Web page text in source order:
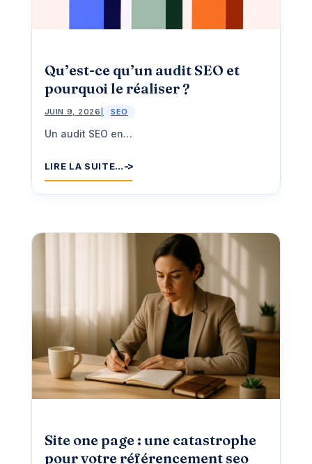
Qu’est-ce qu’un audit SEO et
pourquoi le réaliser ?
JUIN 9, 2026 SEO
Un audit SEO en…
LIRE LA SUITE…
Site one page : une catastrophe
pour votre référencement seo